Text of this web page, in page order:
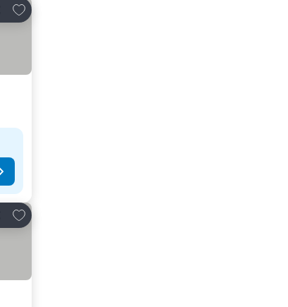
Lisää suosikkeihin
Lisää suosikkeihin